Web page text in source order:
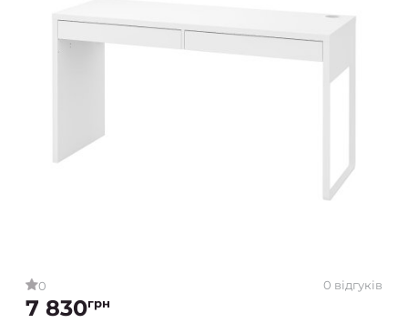
0 0 відгуків
7 830грн